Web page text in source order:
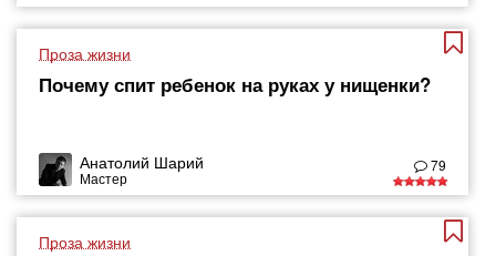
Проза жизни
Почему спит ребенок на руках у нищенки?
Анатолий Шарий
Мастер
79
Проза жизни